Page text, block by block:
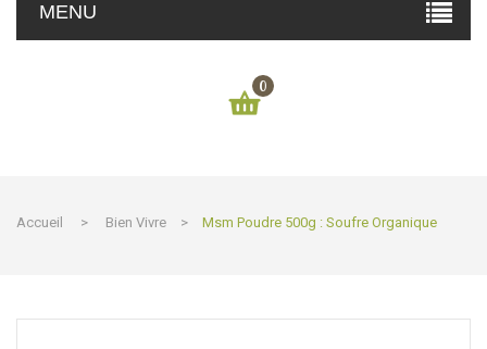
MENU
0
Accueil > Bien Vivre > Msm Poudre 500g : Soufre Organique